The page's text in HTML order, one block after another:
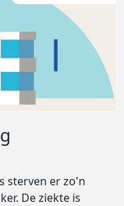
sterven er zo'n
De ziekte is